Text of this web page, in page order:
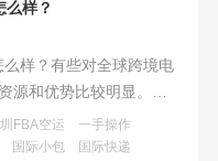
样？
样？有些对全球跨境电
源和优势比较明显。例
运都比较有优势；专门
有优势，要么时效有优
FBA空运
一手操作
国际小包
国际快递